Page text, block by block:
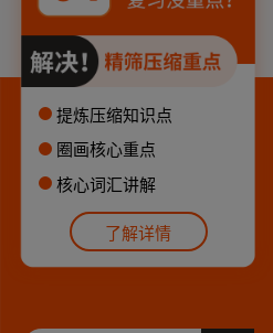
提炼压缩知识点
圈画核心重点
核心词汇讲解
了解详情